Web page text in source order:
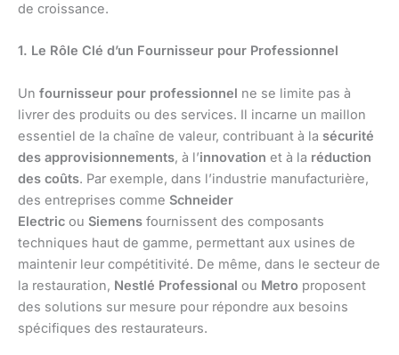
de croissance.
1. Le Rôle Clé d’un Fournisseur pour Professionnel
Un fournisseur pour professionnel ne se limite pas à
livrer des produits ou des services. Il incarne un maillon
essentiel de la chaîne de valeur, contribuant à la sécurité
des approvisionnements, à l’innovation et à la réduction
des coûts. Par exemple, dans l’industrie manufacturière,
des entreprises comme Schneider
Electric ou Siemens fournissent des composants
techniques haut de gamme, permettant aux usines de
maintenir leur compétitivité. De même, dans le secteur de
la restauration, Nestlé Professional ou Metro proposent
des solutions sur mesure pour répondre aux besoins
spécifiques des restaurateurs.